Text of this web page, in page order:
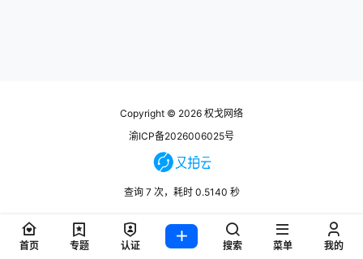
Copyright © 2026 权戈网络
渝ICP备2026006025号
查询 7 次，耗时 0.5140 秒
首页 专题 认证 搜索 菜单 我的